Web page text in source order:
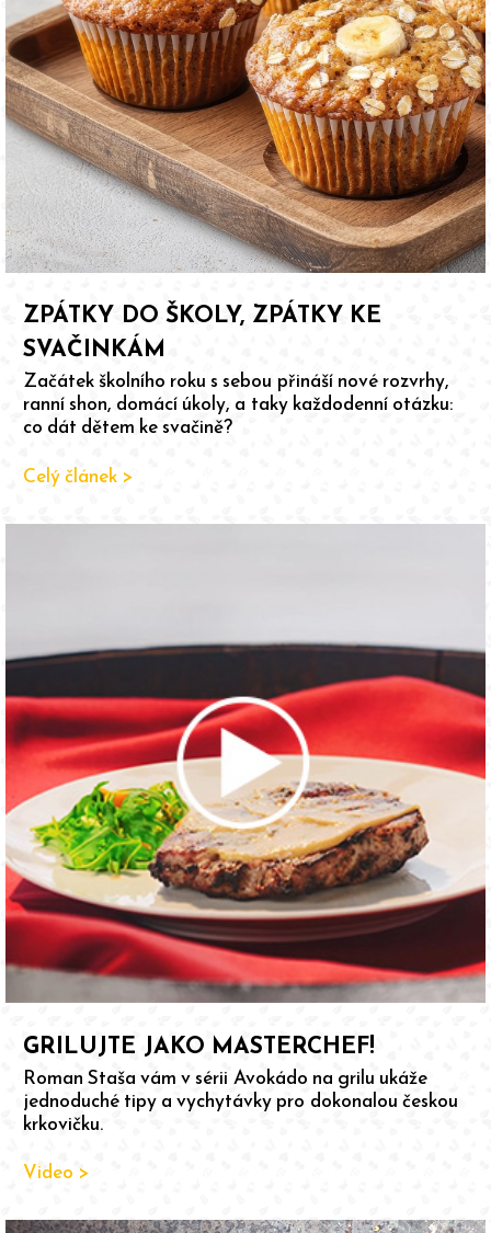
ZPÁTKY DO ŠKOLY, ZPÁTKY KE
SVAČINKÁM
Začátek školního roku s sebou přináší nové rozvrhy,
ranní shon, domácí úkoly, a taky každodenní otázku:
co dát dětem ke svačině?
Celý článek >
GRILUJTE JAKO MASTERCHEF!
Roman Staša vám v sérii Avokádo na grilu ukáže
jednoduché tipy a vychytávky pro dokonalou českou
krkovičku.
Video >